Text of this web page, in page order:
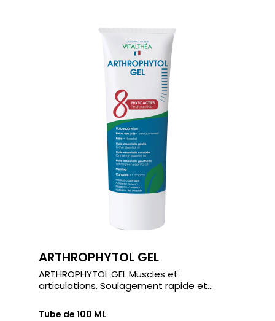
ARTHROPHYTOL GEL
ARTHROPHYTOL GEL Muscles et
articulations. Soulagement rapide et...
Tube de 100 ML